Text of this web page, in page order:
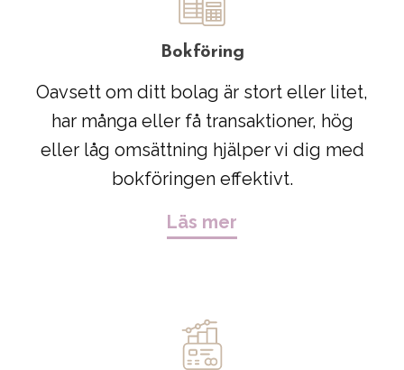
Bokföring
Oavsett om ditt bolag är stort eller litet,
har många eller få transaktioner, hög
eller låg omsättning hjälper vi dig med
bokföringen effektivt.
Läs mer